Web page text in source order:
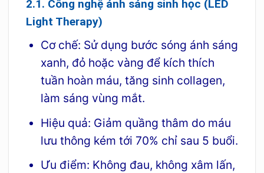
2.1. Công nghệ ánh sáng sinh học (LED
Light Therapy)
Cơ chế: Sử dụng bước sóng ánh sáng
xanh, đỏ hoặc vàng để kích thích
tuần hoàn máu, tăng sinh collagen,
làm sáng vùng mắt.
Hiệu quả: Giảm quầng thâm do máu
lưu thông kém tới 70% chỉ sau 5 buổi.
Ưu điểm: Không đau, không xâm lấn,